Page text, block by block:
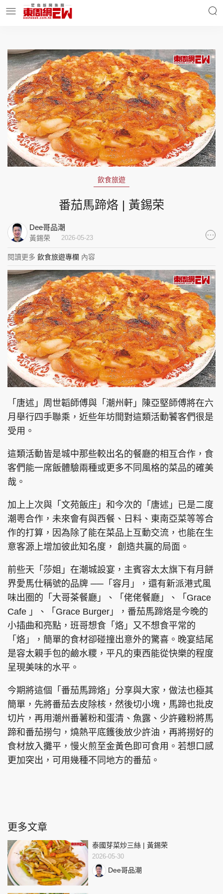
明星名人 時事財經
東周Ladies 優享生活
東周食玩通 會員活動
集團旗下品牌
東周刊 cazbuyer 東Touch
PCM 電腦廣場 星島頭條 星島日報
關於我們
隱私政策聲明
使用條款
Copyright © 東周網 版權所有 . 不得轉載
©Eastweek.com.hk. All rights reserved.
飲食旅遊
番茄馬蹄烙 | 黃錫荣
Dee哥品潮
黃錫荣 2026-05-23
閱讀更多 飲食旅遊專欄 內容
「唐述」周世韜師傅與「潮州軒」陳亞堅師傅將在六
月舉行四手聯乘，近些年坊間對這類活動饕客們很是
受用。
這類活動皆是城中那些較出名的餐廳的相互合作，食
客們能一席飯體驗兩種或更多不同風格的菜品的確美
哉。
加上上次與「文苑飯庄」和今次的「唐述」已是二度
潮粵合作，未來會有與西餐、日料、東南亞菜等等合
作的打算，因為除了能在菜品上互動交流，也能在生
意客源上增加彼此知名度， 創造共贏的局面。
前些天「莎姐」在潮城設宴，主賓容太太旗下有月餅
界愛馬仕稱號的品牌 ──「容月」，還有新派港式風
味出圈的「大哥茶餐廳」、「佬佬餐廳」、「Grace
Cafe 」、「Grace Burger」，番茄馬蹄烙是今晚的
小插曲和亮點，班哥想食「烙」又不想食平常的
「烙」，簡單的食材卻碰撞出意外的驚喜。晚宴結尾
是容太親手包的鹼水糭，平凡的東西能從快樂的程度
呈現美味的水平。
今期將這個「番茄馬蹄烙」分享與大家，做法也極其
簡單，先將番茄去皮除核，然後切小塊，馬蹄也批皮
切片，再用潮州番薯粉和蛋清、魚露、少許雞粉將馬
蹄和番茄撈勻，燒熱平底鑊後放少許油，再將撈好的
食材放入攤平，慢火煎至金黃色即可食用。若想口感
更加突出，可用幾種不同地方的番茄。
更多文章
泰國芽菜炒三絲 | 黃錫荣
2026-05-30
Dee哥品潮